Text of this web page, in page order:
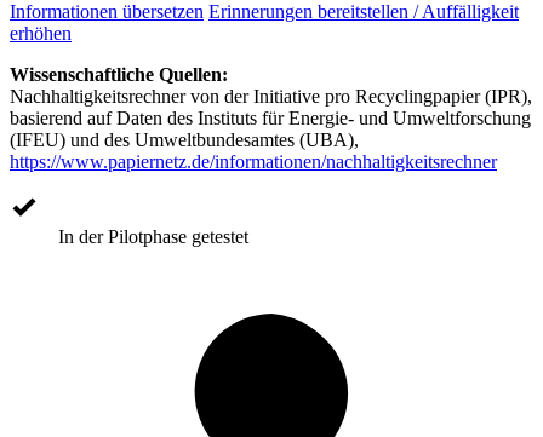
Informationen übersetzen Erinnerungen bereitstellen / Auffälligkeit
erhöhen
Wissenschaftliche Quellen:
Nachhaltigkeitsrechner von der Initiative pro Recyclingpapier (IPR),
basierend auf Daten des Instituts für Energie- und Umweltforschung
(IFEU) und des Umweltbundesamtes (UBA),
https://www.papiernetz.de/informationen/nachhaltigkeitsrechner
In der Pilotphase getestet